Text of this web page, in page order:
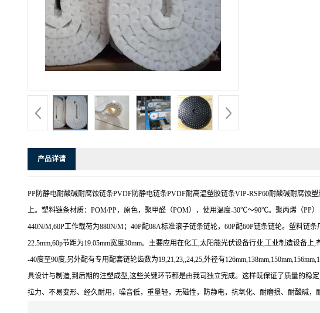
产品详请
PP防静电耐酸碱耐腐蚀链条PVDF防静电链条PVDF耐高温塑胶链条VIP-RSP60耐酸碱耐腐蚀
上。塑料链条材质：POM/PP，原色，聚甲醛（POM），使用温度-30℃～90℃。聚丙烯（PP
440N/M,60P工作载荷为880N/M；40P配08A标准滚子链条链轮，60P配60P链条链轮。塑料链
22.5mm,60p节距为19.05mm宽度30mm。主要应用在化工,太阳能光伏设备行业,工业制造设备
-40度至90度,另外配有专用配套链轮齿数为19,21,23,,24,25,外径有
具设计与制造,到后期的注塑成型,这些关键环节都是由我司独立完成。这样既保证了质量的
拉力、不易变形、经久耐用，噪音低，重量轻，无磁性，防静电，抗氧化、耐磨损、耐酸碱，